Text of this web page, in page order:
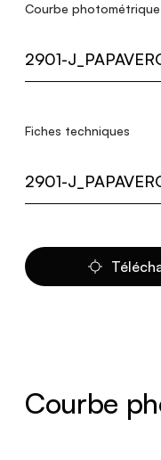
Courbe photométrique
2901-
Fiches techniques
2901-
Courbe